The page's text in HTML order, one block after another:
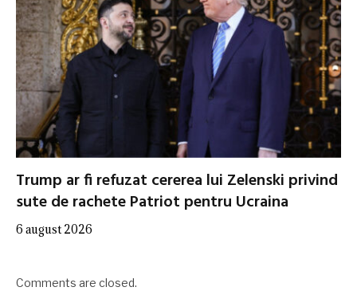
Trump ar fi refuzat cererea lui Zelenski privind
sute de rachete Patriot pentru Ucraina
6 august 2026
Comments are closed.